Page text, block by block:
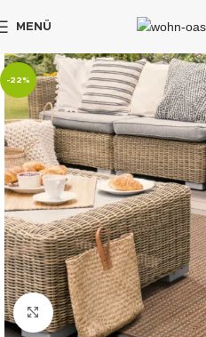
MENÜ
-22%
klicken um zu vergrößern